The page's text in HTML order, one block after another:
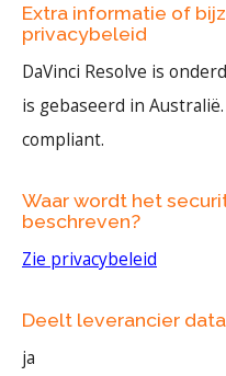
Extra informatie of
privacybeleid
DaVinci Resolve is
is gebaseerd in
compliant.
Waar wordt het
beschreven?
Zie privacybeleid
Deelt leverancier
ja